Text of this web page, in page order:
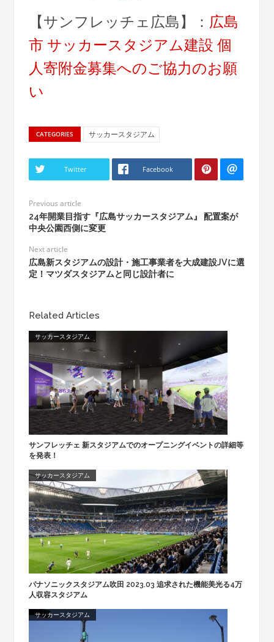
【サンフレッチェ広島】： 広島
市 サッカースタジアム建設 個
人寄附金募集へのご協力のお願
い
CATEGORIES サッカースタジアム
Twitter Facebook
Previous article
24年開業目指す『広島サッカースタジアム』 配置案が
中央公園西側に変更
Next article
広島新スタジアムの設計・施工事業者を大成建設JVに選
定！マツダスタジアムと同じ設計者に
Related Articles
サッカースタジアム
サンフレッチェ 新スタジアムでのオープニングイベントの詳細等
を発表！
サッカースタジアム
パナソニックスタジアム吹田 2023.03 追求された機能美光る4万
人収容スタジアム
サッカースタジアム